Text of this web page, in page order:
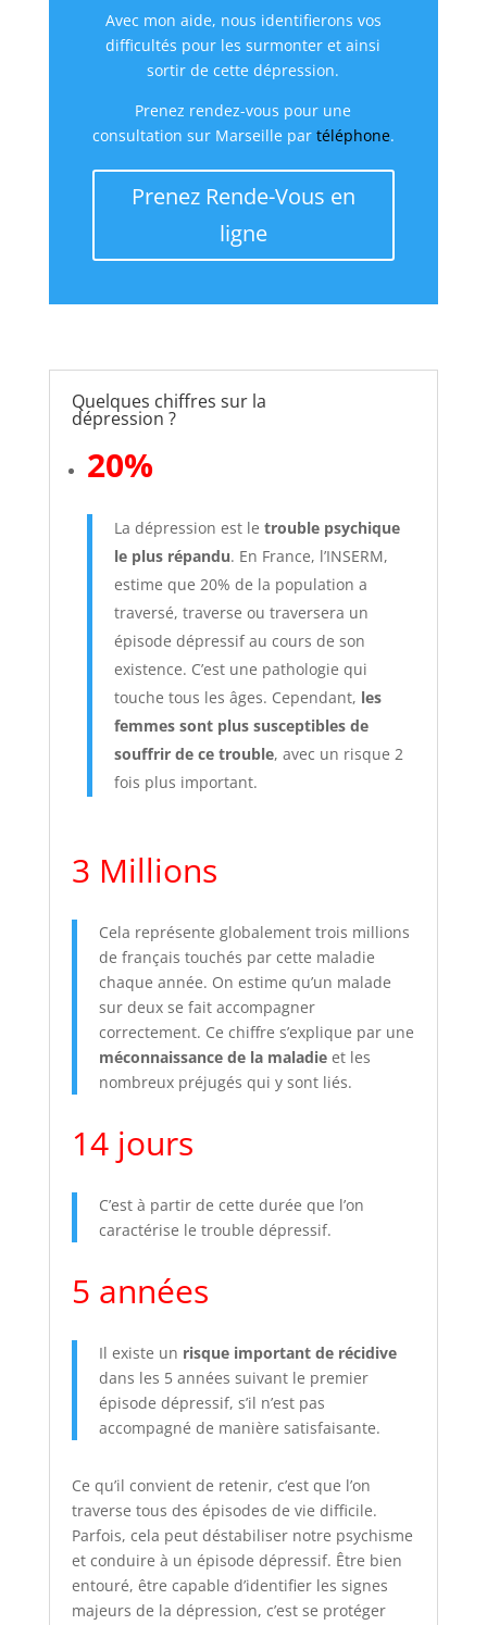
Avec mon aide, nous identifierons vos
difficultés pour les surmonter et ainsi
sortir de cette dépression.
Prenez rendez-vous pour une
consultation sur Marseille par téléphone.
Prenez Rende-Vous en
ligne
Quelques chiffres sur la
dépression ?
20%
La dépression est le trouble psychique
le plus répandu. En France, l’INSERM,
estime que 20% de la population a
traversé, traverse ou traversera un
épisode dépressif au cours de son
existence. C’est une pathologie qui
touche tous les âges. Cependant, les
femmes sont plus susceptibles de
souffrir de ce trouble, avec un risque 2
fois plus important.
3 Millions
Cela représente globalement trois millions
de français touchés par cette maladie
chaque année. On estime qu’un malade
sur deux se fait accompagner
correctement. Ce chiffre s’explique par une
méconnaissance de la maladieet les
nombreux préjugés qui y sont liés.
14 jours
C’est à partir de cette durée que l’on
caractérise le trouble dépressif.
5 années
Il existe un risque important de récidive
dans les 5 années suivant le premier
épisode dépressif, s’il n’est pas
accompagné de manière satisfaisante.
Ce qu’il convient de retenir, c’est que l’on
traverse tous des épisodes de vie difficile.
Parfois, cela peut déstabiliser notre psychisme
et conduire à un épisode dépressif. Être bien
entouré, être capable d’identifier les signes
majeurs de la dépression, c’est se protéger